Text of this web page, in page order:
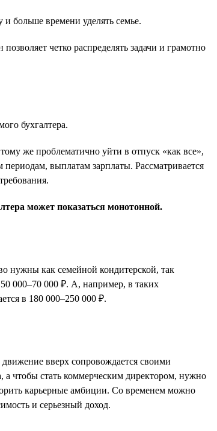
и больше времени уделять семье.
четко распределять задачи и грамотно
бухгалтера.
же проблематично уйти в отпуск «как все»,
выплатам зарплаты. Рассматривается
может показаться монотонной.
нужны как семейной кондитерской, так
50 000–70 000 ₽. А, например, в таких
в 180 000–250 000 ₽.
вверх сопровождается своими
а чтобы стать коммерческим директором, нужно
карьерные амбиции. Со временем можно
и серьезный доход.